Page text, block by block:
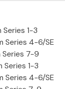
1-3
Series 4-6/SE
7-9
1-3
Series 4-6/SE